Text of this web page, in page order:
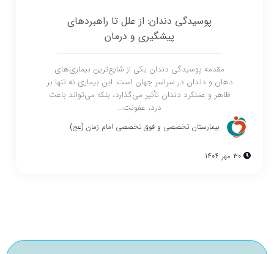
پوسیدگی دندان: از علل تا راهبردهای
پیشگیری و درمان
مقدمه پوسیدگی دندان یکی از شایع‌ترین بیماری‌های
دهان و دندان در سراسر جهان است. این بیماری نه تنها بر
ظاهر و عملکرد دندان تأثیر می‌گذارد، بلکه می‌تواند باعث
درد، عفونت...
بیمارستان تخصصی و فوق تخصصی امام زمان (عج)
30 مهر 1404